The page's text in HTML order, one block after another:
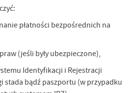
płatności bezpośrednich na
(jeśli były ubezpieczone),
Identyfikacji i Rejestracji
stada bądź paszportu (w przypadku
usług. Firmy te działają w